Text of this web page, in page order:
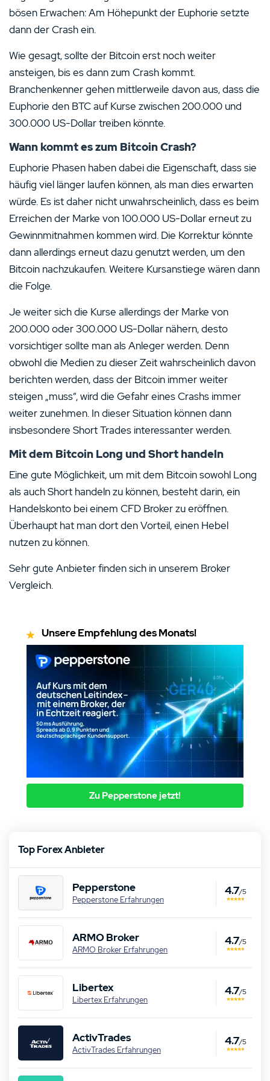
bösen Erwachen: Am Höhepunkt der Euphorie setzte
dann der Crash ein.
Wie gesagt, sollte der Bitcoin erst noch weiter
ansteigen, bis es dann zum Crash kommt.
Branchenkenner gehen mittlerweile davon aus, dass die
Euphorie den BTC auf Kurse zwischen 200.000 und
300.000 US-Dollar treiben könnte.
Wann kommt es zum Bitcoin Crash?
Euphorie Phasen haben dabei die Eigenschaft, dass sie
häufig viel länger laufen können, als man dies erwarten
würde. Es ist daher nicht unwahrscheinlich, dass es beim
Erreichen der Marke von 100.000 US-Dollar erneut zu
Gewinnmitnahmen kommen wird. Die Korrektur könnte
dann allerdings erneut dazu genutzt werden, um den
Bitcoin nachzukaufen. Weitere Kursanstiege wären dann
die Folge.
Je weiter sich die Kurse allerdings der Marke von
200.000 oder 300.000 US-Dollar nähern, desto
vorsichtiger sollte man als Anleger werden. Denn
obwohl die Medien zu dieser Zeit wahrscheinlich davon
berichten werden, dass der Bitcoin immer weiter
steigen „muss“, wird die Gefahr eines Crashs immer
weiter zunehmen. In dieser Situation können dann
insbesondere Short Trades interessanter werden.
Mit dem Bitcoin Long und Short handeln
Eine gute Möglichkeit, um mit dem Bitcoin sowohl Long
als auch Short handeln zu können, besteht darin, ein
Handelskonto bei einem CFD Broker zu eröffnen.
Überhaupt hat man dort den Vorteil, einen Hebel
nutzen zu können.
Sehr gute Anbieter finden sich in unserem Broker
Vergleich.
Unsere Empfehlung des Monats!
Zu Pepperstone jetzt!
Top Forex Anbieter
Pepperstone
Pepperstone Erfahrungen
4.7/5
ARMO Broker
ARMO Broker Erfahrungen
4.7/5
Libertex
Libertex Erfahrungen
4.7/5
ActivTrades
ActivTrades Erfahrungen
4.7/5